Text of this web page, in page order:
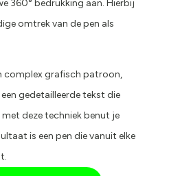
360° bedrukking aan. Hierbij
omtrek van de pen als
complex grafisch patroon,
gedetailleerde tekst die
deze techniek benut je
is een pen die vanuit elke